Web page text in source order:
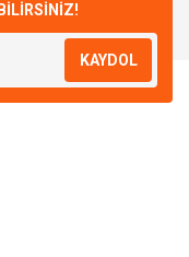
KAYDOL